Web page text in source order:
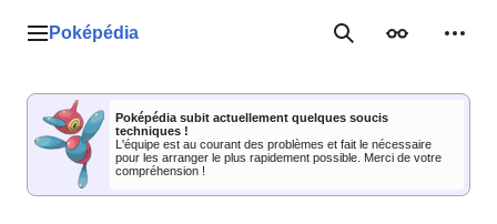
Menu principal
Poképédia RechercherApparence
Poképédia subit actuellement quelques soucis
techniques !
L'équipe est au courant des problèmes et fait le nécessaire
pour les arranger le plus rapidement possible. Merci de votre
compréhension !